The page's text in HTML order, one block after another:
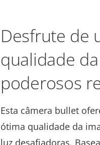
Desfrute de
qualidade
poderosos
Esta câmera bullet
ótima qualidade da
luz desafiadoras.